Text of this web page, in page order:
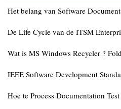
Het belang van Software
De Life Cycle van de ITSM
Wat is MS Windows Recycler ?
IEEE Software Development
Hoe te Process Documentation Test